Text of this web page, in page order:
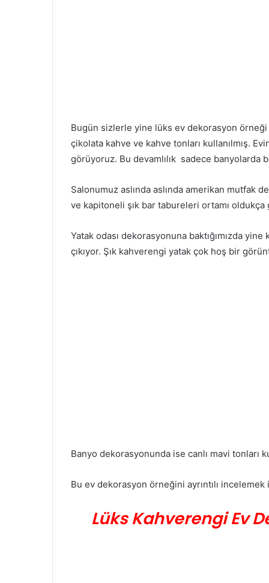
Bugün sizlerle yine lüks ev dekorasyon
çikolata kahve ve kahve tonları kullanılmış.
görüyoruz. Bu devamlılık sadece banyolarda
Salonumuz aslında aslında amerikan mutfak
ve kapitoneli şık bar tabureleri ortamı
Yatak odası dekorasyonuna baktığımızda
çıkıyor. Şık kahverengi yatak çok hoş bir
Banyo dekorasyonunda ise canlı mavi tonları
Bu ev dekorasyon örneğini ayrıntılı
Lüks Kahverengi Ev